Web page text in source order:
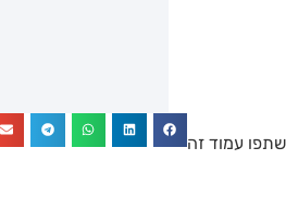
שתפו עמוד זה